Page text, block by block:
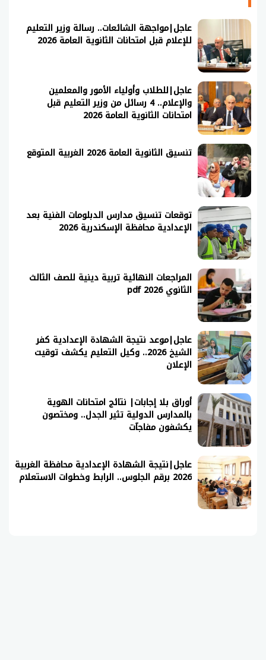
عاجل|مواجهة الشائعات.. رسالة وزير التعليم
للإعلام قبل امتحانات الثانوية العامة 2026
عاجل|للطلاب وأولياء الأمور والمعلمين
والإعلام.. 4 رسائل من وزير التعليم قبل
امتحانات الثانوية العامة 2026
تنسيق الثانوية العامة 2026 الغربية المتوقع
توقعات تنسيق مدارس الدبلومات الفنية بعد
الإعدادية محافظة الإسكندرية 2026
المراجعات النهائية تربية دينية للصف الثالث
الثانوي 2026 pdf
عاجل|موعد نتيجة الشهادة الإعدادية كفر
الشيخ 2026.. وكيل التعليم يكشف توقيت
الإعلان
أوراق بلا إجابات| نتائج امتحانات الهوية
بالمدارس الدولية تثير الجدل.. ومختصون
يكشفون مفاجآت
عاجل|نتيجة الشهادة الإعدادية محافظة الغربية
2026 برقم الجلوس.. الرابط وخطوات الاستعلام